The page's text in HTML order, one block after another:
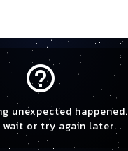
help_outline
unexpected happened.
wait or try again later.